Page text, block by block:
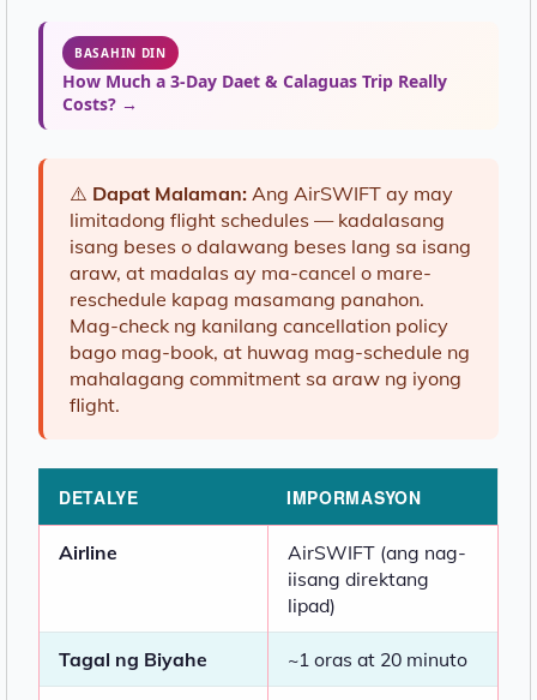
BASAHIN DIN
How Much a 3-Day Daet & Calaguas Trip Really
Costs? →
⚠️ Dapat Malaman: Ang AirSWIFT ay may
limitadong flight schedules — kadalasang
isang beses o dalawang beses lang sa isang
araw, at madalas ay ma-cancel o mare-
reschedule kapag masamang panahon.
Mag-check ng kanilang cancellation policy
bago mag-book, at huwag mag-schedule ng
mahalagang commitment sa araw ng iyong
flight.
DETALYE IMPORMASYON
Airline
AirSWIFT (ang nag-
iisang direktang
lipad)
Tagal ng Biyahe ~1 oras at 20 minuto